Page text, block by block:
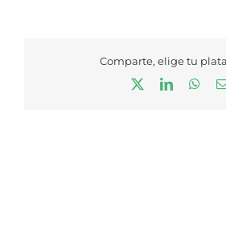
Comparte, elige tu
LinkedIn